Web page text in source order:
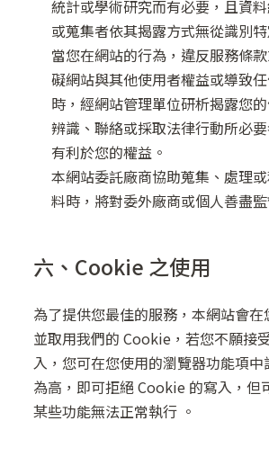
統計或學術研究而有必要，且資
或蒐集者依其揭露方式無從識別
當您在網站的行為，違反服務條
礙網站與其他使用者權益或導致
時，經網站管理單位研析揭露您
辨識、聯絡或採取法律行動所必要
有利於您的權益。
本網站委託廠商協助蒐集、處理
料時，將對委外廠商或個人善盡
六、Cookie 之使用
為了提供您最佳的服務，本網站會
並取用我們的 Cookie，若您不願接
入，您可在您使用的瀏覽器功能項
為高，即可拒絕 Cookie 的寫入，但
某些功能無法正常執行 。